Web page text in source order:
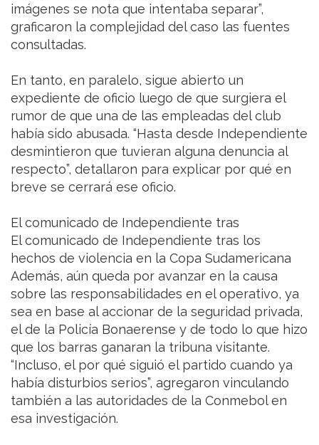
imágenes se nota que intentaba separar”,
graficaron la complejidad del caso las fuentes
consultadas.
En tanto, en paralelo, sigue abierto un
expediente de oficio luego de que surgiera el
rumor de que una de las empleadas del club
había sido abusada. “Hasta desde Independiente
desmintieron que tuvieran alguna denuncia al
respecto”, detallaron para explicar por qué en
breve se cerrará ese oficio.
El comunicado de Independiente tras
El comunicado de Independiente tras los
hechos de violencia en la Copa Sudamericana
Además, aún queda por avanzar en la causa
sobre las responsabilidades en el operativo, ya
sea en base al accionar de la seguridad privada,
el de la Policía Bonaerense y de todo lo que hizo
que los barras ganaran la tribuna visitante.
“Incluso, el por qué siguió el partido cuando ya
había disturbios serios”, agregaron vinculando
también a las autoridades de la Conmebol en
esa investigación.